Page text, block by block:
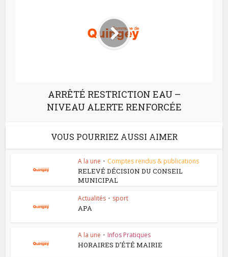
ARRÊTÉ RESTRICTION EAU –
NIVEAU ALERTE RENFORCÉE
VOUS POURRIEZ AUSSI AIMER
A la une • Comptes rendus & publications
RELEVÉ DÉCISION DU CONSEIL
MUNICIPAL
Actualités • sport
APA
A la une • Infos Pratiques
HORAIRES D’ÉTÉ MAIRIE